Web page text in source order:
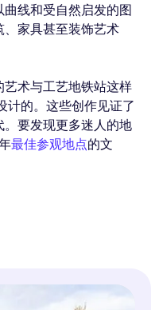
线和受自然启发的图
家具甚至装饰艺术
术与工艺地铁站这样
计的。这些创作见证了
要发现更多迷人的地
最佳参观地点的文